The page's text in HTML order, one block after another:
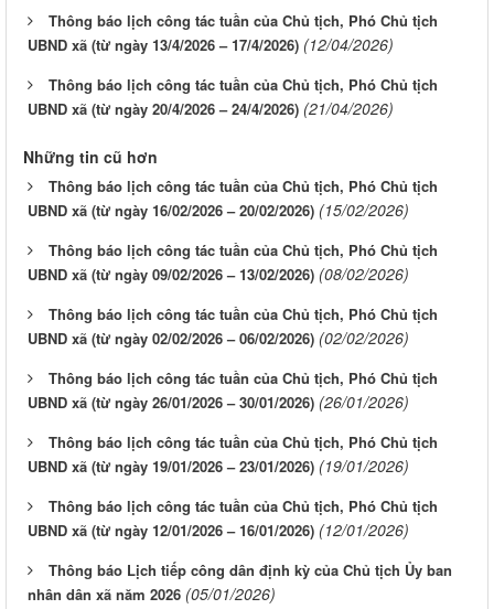
Thông báo lịch công tác tuần của Chủ tịch, Phó Chủ tịch
UBND xã (từ ngày 13/4/2026 – 17/4/2026) (12/04/2026)
Thông báo lịch công tác tuần của Chủ tịch, Phó Chủ tịch
UBND xã (từ ngày 20/4/2026 – 24/4/2026) (21/04/2026)
Những tin cũ hơn
Thông báo lịch công tác tuần của Chủ tịch, Phó Chủ tịch
UBND xã (từ ngày 16/02/2026 – 20/02/2026) (15/02/2026)
Thông báo lịch công tác tuần của Chủ tịch, Phó Chủ tịch
UBND xã (từ ngày 09/02/2026 – 13/02/2026) (08/02/2026)
Thông báo lịch công tác tuần của Chủ tịch, Phó Chủ tịch
UBND xã (từ ngày 02/02/2026 – 06/02/2026) (02/02/2026)
Thông báo lịch công tác tuần của Chủ tịch, Phó Chủ tịch
UBND xã (từ ngày 26/01/2026 – 30/01/2026) (26/01/2026)
Thông báo lịch công tác tuần của Chủ tịch, Phó Chủ tịch
UBND xã (từ ngày 19/01/2026 – 23/01/2026) (19/01/2026)
Thông báo lịch công tác tuần của Chủ tịch, Phó Chủ tịch
UBND xã (từ ngày 12/01/2026 – 16/01/2026) (12/01/2026)
Thông báo Lịch tiếp công dân định kỳ của Chủ tịch Ủy ban
nhân dân xã năm 2026 (05/01/2026)